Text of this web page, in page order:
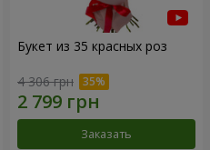
Букет из 35 красных роз
4 306 грн
Заказать